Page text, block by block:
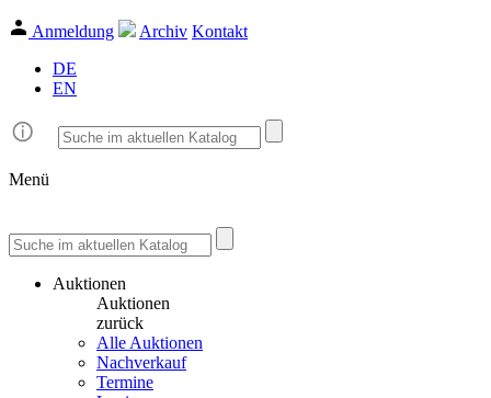
Anmeldung Archiv Kontakt
DE
EN
Menü
Auktionen
Auktionen
zurück
Alle Auktionen
Nachverkauf
Termine